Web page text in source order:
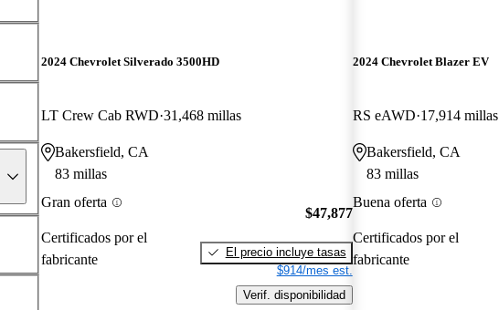
2024 Chevrolet Silverado 3500HD
LT Crew Cab RWD 31,468 millas
Bakersfield, CA
83 millas
Gran oferta
Certificados por el
fabricante
$47,877
El precio incluye tasas
$914/mes est.
Verif. disponibilidad
2024 Chevrolet Blazer EV
RS eAWD 17,914 millas
Bakersfield, CA
83 millas
Buena oferta
Certificados por el
fabricante